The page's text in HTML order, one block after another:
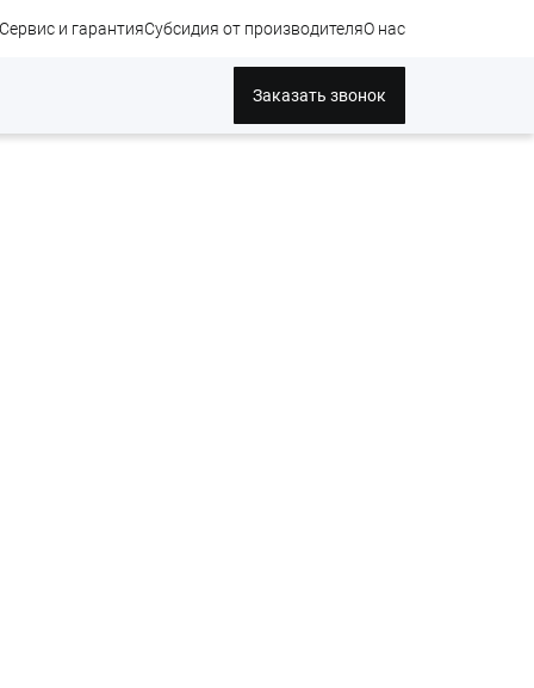
Сервис и гарантияСубсидия от производителяО нас
Заказать звонок